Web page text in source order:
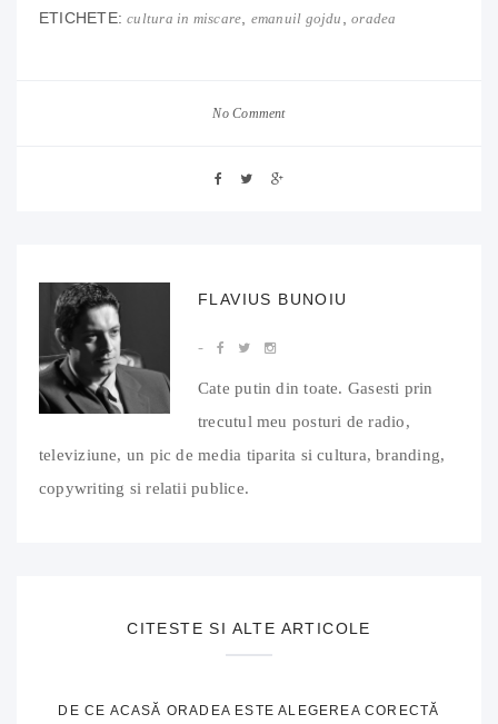
ETICHETE:cultura in miscare emanuil gojdu ,oradea
No Comment
FLAVIUS BUNOIU
Cate putin din toate. Gasesti prin
trecutul meu posturi de radio,
televiziune, un pic de media tiparita si cultura, branding,
copywriting si relatii publice.
CITESTE SI ALTE ARTICOLE
DE CE ACASĂ ORADEA ESTE ALEGEREA CORECTĂ